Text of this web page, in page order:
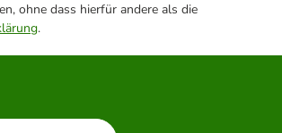
ohne dass hierfür andere als die
.